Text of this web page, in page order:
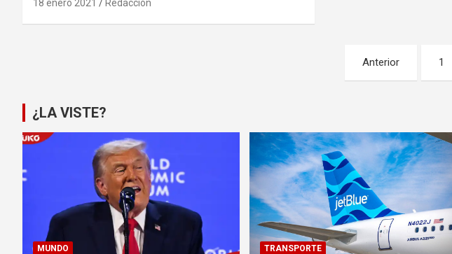
18 enero 2021 Redacción
entradas
Anterior 1
¿LA VISTE?
MUNDO TRANSPORTE